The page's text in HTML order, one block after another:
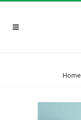
Home